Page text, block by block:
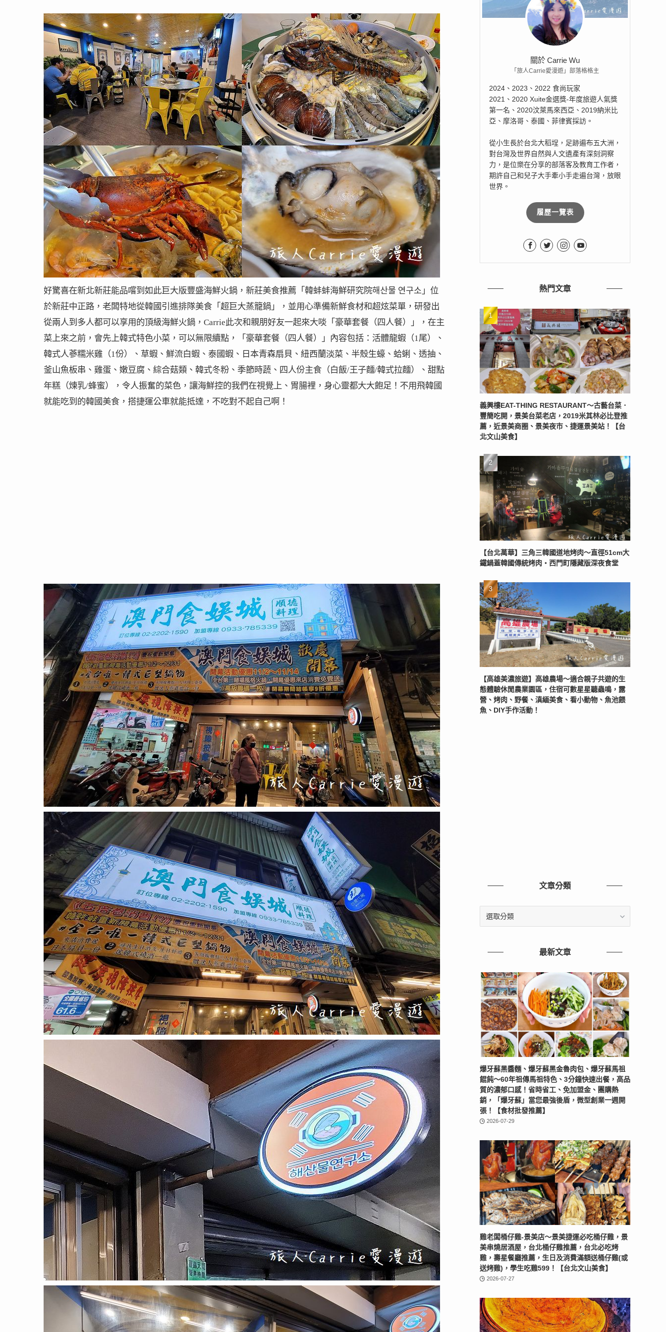
好驚喜在新北新莊能品嚐到如此巨大版豐盛海鮮火鍋，新莊美食推薦「韓蚌蚌海鮮研究院해산물 연구소」位
於新莊中正路，老闆特地從韓國引進排隊美食「超巨大蒸籠鍋」，並用心準備新鮮食材和超炫菜單，研發出
從兩人到多人都可以享用的頂級海鮮火鍋，Carrie此次和親朋好友一起來大啖「豪華套餐（四人餐）」，在主
菜上來之前，會先上韓式特色小菜，可以無限續點，「豪華套餐（四人餐）」內容包括：活體龍蝦（1尾）、
韓式人蔘糯米雞（1份）、草蝦、鮮流白蝦、泰國蝦、日本青森扇貝、紐西蘭淡菜、半殼生蠔、蛤蜊、透抽、
釜山魚板串、雞蛋、嫩豆腐、綜合菇類、韓式冬粉、季節時蔬、四人份主食（白飯/王子麵/韓式拉麵）、甜點
年糕（煉乳/蜂蜜），令人振奮的菜色，讓海鮮控的我們在視覺上、胃腸裡，身心靈都大大飽足！不用飛韓國
就能吃到的韓國美食，搭捷運公車就能抵達，不吃對不起自己啊！
關於 Carrie Wu
「旅人Carrie愛漫遊」部落格格主
2024、2023、2022 食尚玩家
2021、2020 Xuite金選獎-年度旅遊人氣獎
第一名、2020汶萊馬來西亞、2019納米比
亞、摩洛哥、泰國、菲律賓採訪。
從小生長於台北大稻埕，足跡遍布五大洲，
對台灣及世界自然與人文遺產有深刻洞察
力，是位樂在分享的部落客及教育工作者，
期許自己和兒子大手牽小手走遍台灣，放眼
世界。
履歷一覽表
熱門文章
義興樓EAT-THING RESTAURANT〜古藝台菜．
豐簡吃開，景美台菜老店，2019米其林必比登推
薦，近景美商圈、景美夜市、捷運景美站！【台
北文山美食】
【台北萬華】三角三韓國道地烤肉～直徑51cm大
鐵鍋蓋韓國傳統烤肉‧西門町隱藏版深夜食堂
【高雄美濃旅遊】高雄農場〜適合親子共遊的生
態體驗休閒農業園區，住宿可數星星聽蟲鳴，露
營、烤肉、野餐、滇緬美食、看小動物、魚池餵
魚、DIY手作活動！
文章分類
最新文章
爆牙蘇黑醬麵、爆牙蘇黑金魯肉包、爆牙蘇馬祖
餛飩～60年祖傳馬祖特色、3分鐘快速出餐，高品
質的濃郁口感！省時省工、免加盟金、團購熱
銷，「爆牙蘇」當您最強後盾，微型創業一週開
張！【食材批發推薦】
2026-07-29
雞老闆桶仔雞-景美店〜景美捷運必吃桶仔雞，景
美串燒居酒屋，台北桶仔雞推薦，台北必吃烤
雞，壽星餐廳推薦，生日及消費滿額送桶仔雞(或
送烤雞)，學生吃雞599！【台北文山美食】
2026-07-27